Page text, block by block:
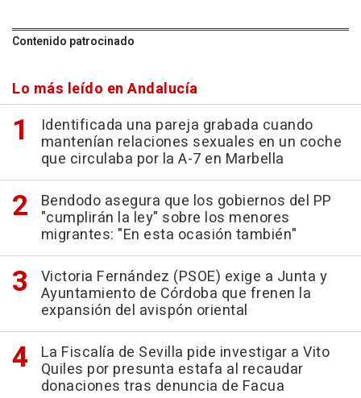
Contenido patrocinado
Lo más leído en Andalucía
Identificada una pareja grabada cuando
mantenían relaciones sexuales en un coche
que circulaba por la A-7 en Marbella
Bendodo asegura que los gobiernos del PP
"cumplirán la ley" sobre los menores
migrantes: "En esta ocasión también"
Victoria Fernández (PSOE) exige a Junta y
Ayuntamiento de Córdoba que frenen la
expansión del avispón oriental
La Fiscalía de Sevilla pide investigar a Vito
Quiles por presunta estafa al recaudar
donaciones tras denuncia de Facua